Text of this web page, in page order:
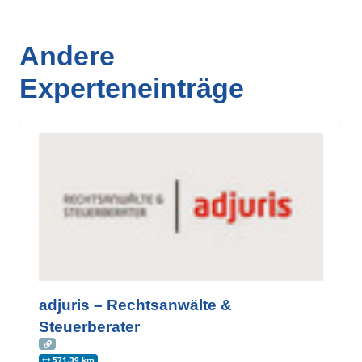
Andere
Experteneinträge
adjuris – Rechtsanwälte &
Steuerberater
571.39 km